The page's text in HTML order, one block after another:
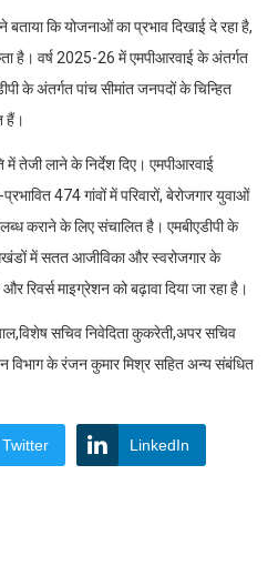
कि योजनाओं का प्रभाव दिखाई दे रहा है,
है। वर्ष 2025-26 में एमपीआरवाई के अंतर्गत
के अंतर्गत पांच सीमांत जनपदों के चिन्हित
हैं।
तेजी लाने के निर्देश दिए। एमपीआरवाई
474 गांवों में परिवारों, बेरोजगार युवाओं
कराने के लिए संचालित है। एमबीएडीपी के
में सतत आजीविका और स्वरोजगार के
माइग्रेशन को बढ़ावा दिया जा रहा है।
सचिव निवेदिता कुकरेती,अपर सचिव
विभाग के रंजन कुमार मिश्र सहित अन्य संबंधित
Twitter LinkedIn